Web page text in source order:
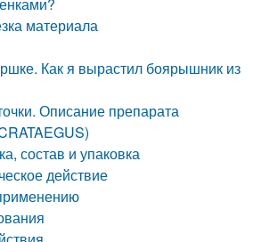
материала
Как я вырастил боярышник из
Описание препарата
состав и упаковка
действие